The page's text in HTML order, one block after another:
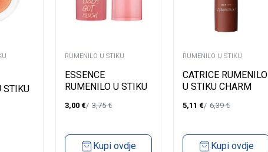
STIKU
RUMENILO U STIKU
ESSENCE
RUMENILO U STIKU
3,00 € 3,75€
Kupi ovdje
RUMENILO U STIKU
CATRICE RUMENILO
U STIKU CHARM
5,11 € 6,39€
Kupi ovdje